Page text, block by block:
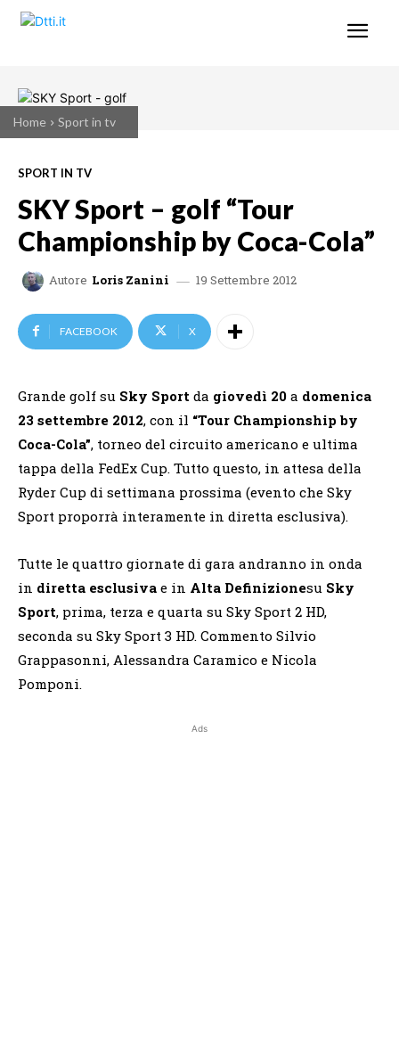
Home Sport in tv
SPORT IN TV
SKY Sport – golf “Tour
Championship by Coca-Cola”
Autore Loris Zanini 19 Settembre 2012
FACEBOOK X
Grande golf su Sky Sport da giovedì 20 a domenica
23 settembre 2012, con il “Tour Championship by
Coca-Cola”, torneo del circuito americano e ultima
tappa della FedEx Cup. Tutto questo, in attesa della
Ryder Cup di settimana prossima (evento che Sky
Sport proporrà interamente in diretta esclusiva).
Tutte le quattro giornate di gara andranno in onda
in diretta esclusiva e in Alta Definizionesu Sky
Sport, prima, terza e quarta su Sky Sport 2 HD,
seconda su Sky Sport 3 HD. Commento Silvio
Grappasonni, Alessandra Caramico e Nicola
Pomponi.
Ads